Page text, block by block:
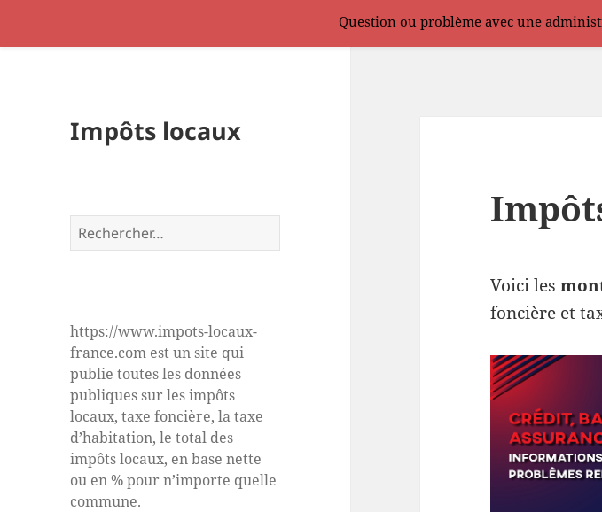
Impôts locaux
Rechercher :
https://www.impots-locaux-
france.com est un site qui
publie toutes les données
publiques sur les impôts
locaux, taxe foncière, la taxe
d’habitation, le total des
impôts locaux, en base nette
ou en % pour n’importe quelle
commune.
Voici les
foncière et
Question ou problème avec une